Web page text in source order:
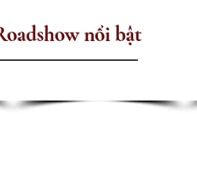
nổi bật